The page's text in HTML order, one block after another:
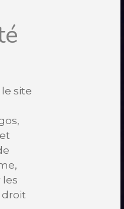
site
les
droit